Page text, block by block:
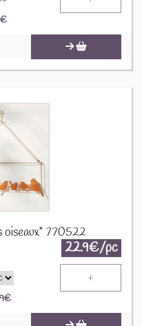
€
oiseaux" 770522
22.9€/pc
+
€